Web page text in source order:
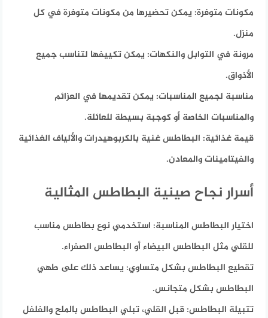
مكونات متوفرة: يمكن تحضيرها من مكونات متوفرة في كل
منزل.
مرونة في التوابل والنكهات: يمكن تكييفها لتناسب جميع
الأذواق.
مناسبة لجميع المناسبات: يمكن تقديمها في العزائم
والمناسبات الخاصة أو كوجبة بسيطة للعائلة.
قيمة غذائية: البطاطس غنية بالكربوهيدرات والألياف الغذائية
والفيتامينات والمعادن.
أسرار نجاح صينية البطاطس المثالية
اختيار البطاطس المناسبة: استخدمي نوع بطاطس مناسب
للقلي مثل البطاطس البيضاء أو البطاطس الصفراء.
تقطيع البطاطس بشكل متساوي: يساعد ذلك على طهي
البطاطس بشكل متجانس.
تتبيلة البطاطس: قبل القلي، تبلي البطاطس بالملح والفلفل